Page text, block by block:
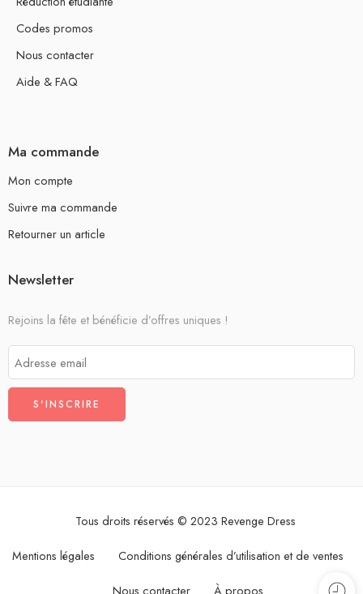
Codes promos
Nous contacter
Aide & FAQ
Ma commande
Mon compte
Suivre ma commande
Retourner un article
Newsletter
Rejoins la fête et bénéficie d’offres uniques !
Tous droits réservés © 2023 Revenge Dress
Mentions légales Conditions générales d’utilisation et de ventes